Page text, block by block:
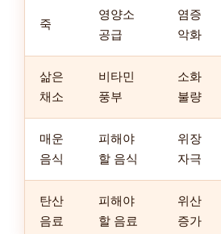
죽
영양소
공급
염증
악화
삶은
채소
비타민
풍부
소화
불량
매운
음식
피해야
할 음식
위장
자극
탄산
음료
피해야
할 음료
위산
증가